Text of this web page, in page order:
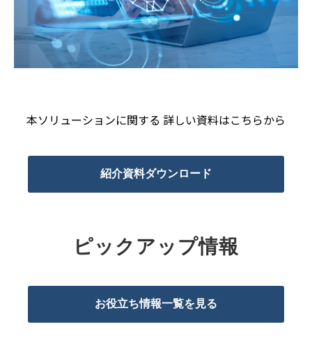
本ソリューションに関する 詳しい資料はこちらから
紹介資料ダウンロード
ピックアップ情報
お役立ち情報一覧を見る